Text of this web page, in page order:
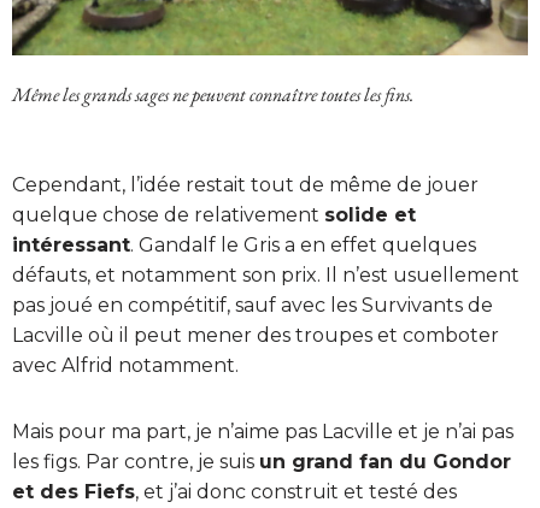
Même les grands sages ne peuvent connaître toutes les fins.
Cependant, l’idée restait tout de même de jouer
quelque chose de relativement solide et
intéressant. Gandalf le Gris a en effet quelques
défauts, et notamment son prix. Il n’est usuellement
pas joué en compétitif, sauf avec les Survivants de
Lacville où il peut mener des troupes et comboter
avec Alfrid notamment.
Mais pour ma part, je n’aime pas Lacville et je n’ai pas
les figs. Par contre, je suis un grand fan du Gondor
et des Fiefs, et j’ai donc construit et testé des